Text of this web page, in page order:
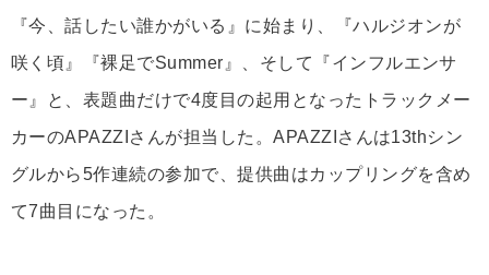
『今、話したい誰かがいる』に始まり、『ハルジオンが
咲く頃』『裸足でSummer』、そして『インフルエンサ
ー』と、表題曲だけで4度目の起用となったトラックメー
カーのAPAZZIさんが担当した。APAZZIさんは13thシン
グルから5作連続の参加で、提供曲はカップリングを含め
て7曲目になった。